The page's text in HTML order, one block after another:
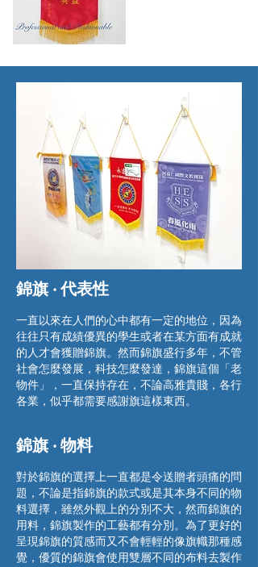
​錦旗 ‧ 代表性
一直以來在人們的心中都有一定的地位，因為
往往只有成績優異的學生或者在某方面有成就
的人才會獲贈錦旗。然而錦旗盛行多年，不管
社會怎麼發展，科技怎麼發達，錦旗這個「老
物件」，一直保持存在，不論高雅貴賤，各行
各業，似乎都需要感謝旗這樣東西。
​錦旗 ‧ 物料
對於錦旗的選擇上一直都是令送贈者頭痛的問
題，不論是指錦旗的款式或是其本身不同的物
料選擇，雖然外觀上的分別不大，然而錦旗的
用料，錦旗製作的工藝都有分別。為了更好的
呈現錦旗的質感而又不會輕輕的像旗幟那種感
覺，優質的錦旗會使用雙層不同的布料去製作